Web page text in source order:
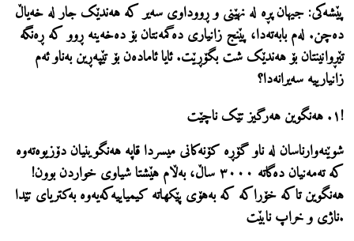
پێشەکی:جیهان پڕە لە نهێنی و ڕووداوی سەیر کە هەندێک جار لە خەیاڵ
دەچن. لەم بابەتەدا، پێنج زانیاری دەگمەنتان بۆ دەخەینە ڕوو کە ڕەنگە
تێڕوانینتان بۆ هەندێک شت بگۆڕێت. ئایا ئامادەن بۆ تێپەڕین بەناو ئەم
زانیارییە سەیرانەدا؟
١. هەنگوین هەرگیز تێک ناچێت!
شوێنەوارناسان لە ناو گۆڕە کۆنەکانی میسردا قاپە هەنگوینیان دۆزیوەتەوە
کە تەمەنیان دەگاتە ٣٠٠٠ ساڵ
، بەڵام هێشتا شیاوی خواردن بوون!
هەنگوین تاکە خۆراکە کە بەهۆی پێکهاتە کیمیاییەکەیەوە بەکتریای تێدا
ناژی و خراپ نابێت.